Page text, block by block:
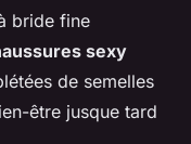
bride fine
sexy
de semelles
être jusque tard